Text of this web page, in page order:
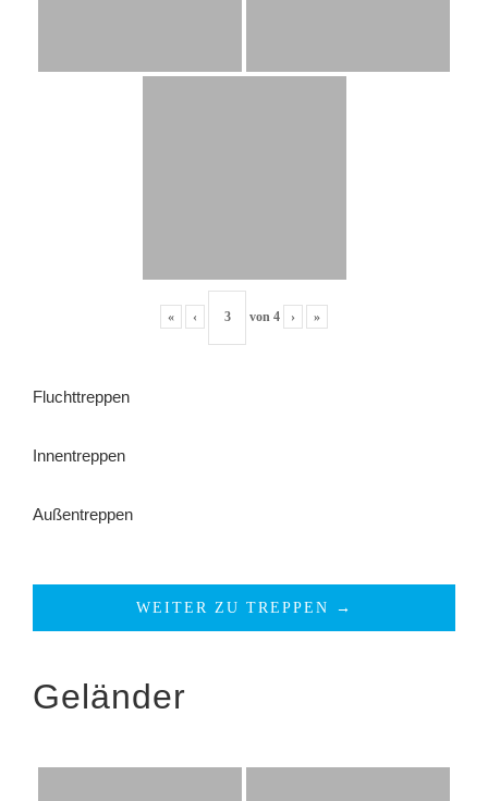
« ‹ von 4 › »
Fluchttreppen
Innentreppen
Außentreppen
WEITER ZU TREPPEN →
Geländer